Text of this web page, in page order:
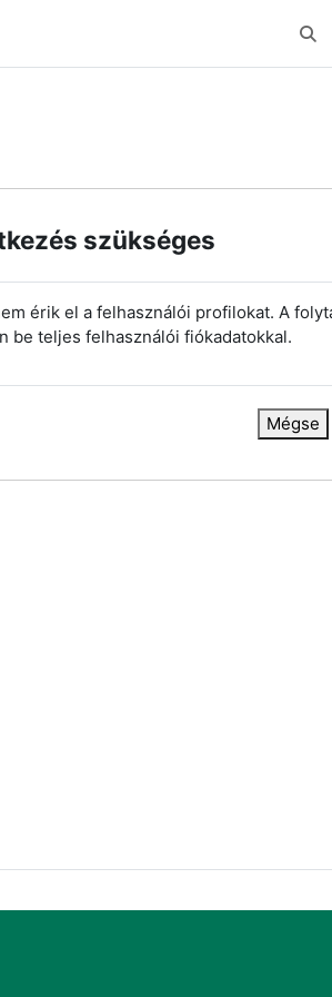
szükséges
érik el a felhasználói profilokat. A
be teljes felhasználói fiókadatokkal.
Mégse